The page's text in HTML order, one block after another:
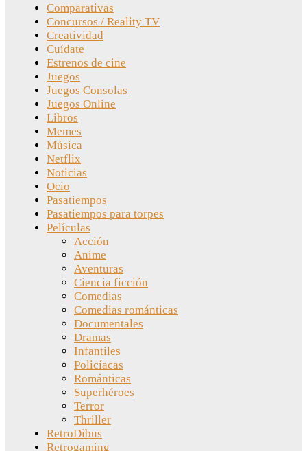
Comparativas
Concursos / Reality TV
Creatividad
Cuídate
Estrenos de cine
Juegos
Juegos Consolas
Juegos Online
Libros
Memes
Música
Netflix
Noticias
Ocio
Pasatiempos
Pasatiempos para torpes
Películas
Acción
Anime
Aventuras
Ciencia ficción
Comedias
Comedias románticas
Documentales
Dramas
Infantiles
Policíacas
Románticas
Superhéroes
Terror
Thriller
RetroDibus
Retrogaming